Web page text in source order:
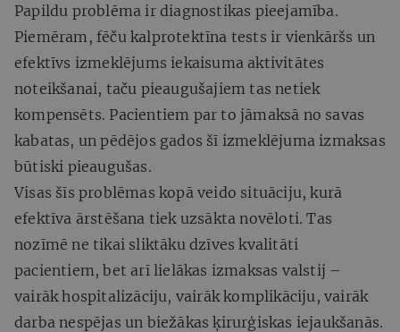
Papildu problēma ir diagnostikas pieejamība.
Piemēram, fēču kalprotektīna tests ir vienkāršs un
efektīvs izmeklējums iekaisuma aktivitātes
noteikšanai, taču pieaugušajiem tas netiek
kompensēts. Pacientiem par to jāmaksā no savas
kabatas, un pēdējos gados šī izmeklējuma izmaksas
būtiski pieaugušas.
Visas šīs problēmas kopā veido situāciju, kurā
efektīva ārstēšana tiek uzsākta novēloti. Tas
nozīmē ne tikai sliktāku dzīves kvalitāti
pacientiem, bet arī lielākas izmaksas valstij –
vairāk hospitalizāciju, vairāk komplikāciju, vairāk
darba nespējas un biežākas ķirurģiskas iejaukšanās.